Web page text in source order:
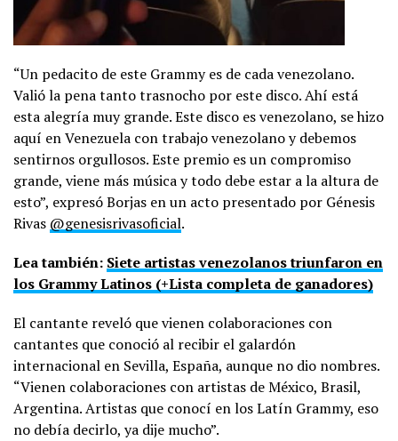
“Un pedacito de este Grammy es de cada venezolano.
Valió la pena tanto trasnocho por este disco. Ahí está
esta alegría muy grande. Este disco es venezolano, se hizo
aquí en Venezuela con trabajo venezolano y debemos
sentirnos orgullosos. Este premio es un compromiso
grande, viene más música y todo debe estar a la altura de
esto”, expresó Borjas en un acto presentado por Génesis
Rivas @genesisrivasoficial.
Lea también: Siete artistas venezolanos triunfaron en
los Grammy Latinos (+Lista completa de ganadores)
El cantante reveló que vienen colaboraciones con
cantantes que conoció al recibir el galardón
internacional en Sevilla, España, aunque no dio nombres.
“Vienen colaboraciones con artistas de México, Brasil,
Argentina. Artistas que conocí en los Latín Grammy, eso
no debía decirlo, ya dije mucho”.